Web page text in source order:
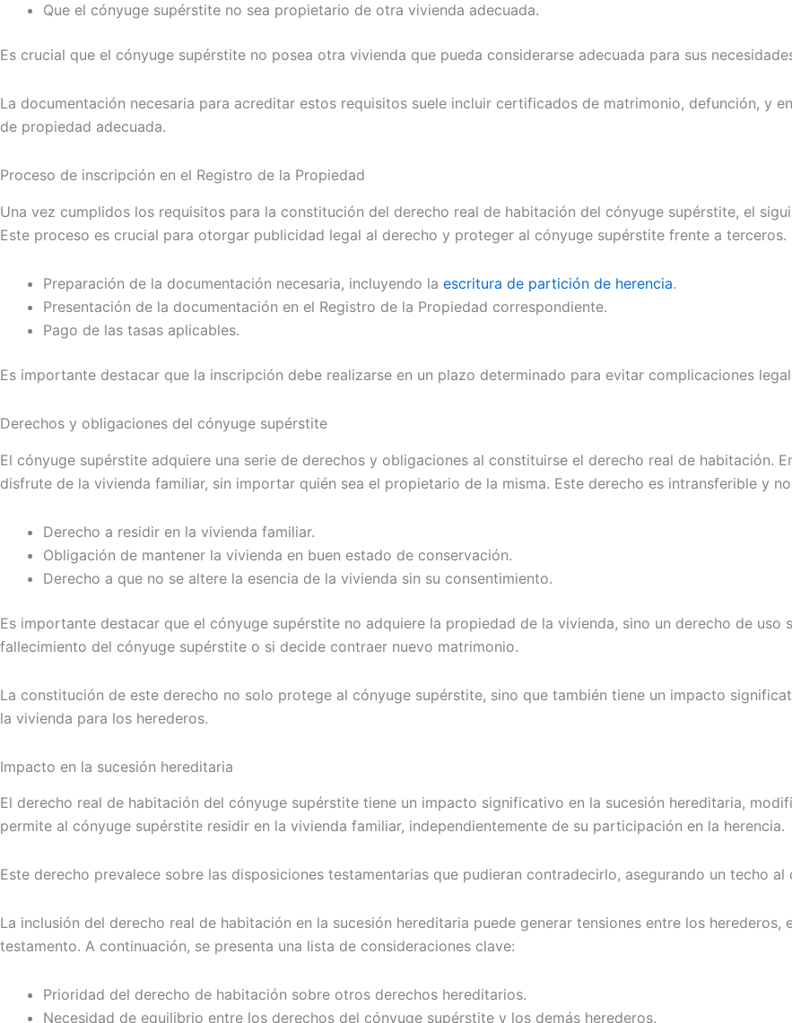
Que el cónyuge supérstite no sea propietario de otra vivienda adecuada.
Es crucial que el cónyuge supérstite no posea otra vivienda que pueda considerarse adecuada para sus
La documentación necesaria para acreditar estos requisitos suele incluir certificados de matrimonio, defunción, y
de propiedad adecuada.
Proceso de inscripción en el Registro de la Propiedad
Una vez cumplidos los requisitos para la constitución del derecho real de habitación del cónyuge supérstite, el
Este proceso es crucial para otorgar publicidad legal al derecho y proteger al cónyuge supérstite frente a terceros.
Preparación de la documentación necesaria, incluyendo la escritura de partición de herencia.
Presentación de la documentación en el Registro de la Propiedad correspondiente.
Pago de las tasas aplicables.
Es importante destacar que la inscripción debe realizarse en un plazo determinado para evitar complicaciones
Derechos y obligaciones del cónyuge supérstite
El cónyuge supérstite adquiere una serie de derechos y obligaciones al constituirse el derecho real de habitación.
disfrute de la vivienda familiar, sin importar quién sea el propietario de la misma. Este derecho es intransferible y
Derecho a residir en la vivienda familiar.
Obligación de mantener la vivienda en buen estado de conservación.
Derecho a que no se altere la esencia de la vivienda sin su consentimiento.
Es importante destacar que el cónyuge supérstite no adquiere la propiedad de la vivienda, sino un derecho de uso
fallecimiento del cónyuge supérstite o si decide contraer nuevo matrimonio.
La constitución de este derecho no solo protege al cónyuge supérstite, sino que también tiene un impacto
la vivienda para los herederos.
Impacto en la sucesión hereditaria
El derecho real de habitación del cónyuge supérstite tiene un impacto significativo en la sucesión hereditaria,
permite al cónyuge supérstite residir en la vivienda familiar, independientemente de su participación en la herencia.
Este derecho prevalece sobre las disposiciones testamentarias que pudieran contradecirlo, asegurando un techo al
La inclusión del derecho real de habitación en la sucesión hereditaria puede generar tensiones entre los
testamento. A continuación, se presenta una lista de consideraciones clave:
Prioridad del derecho de habitación sobre otros derechos hereditarios.
Necesidad de equilibrio entre los derechos del cónyuge supérstite y los demás herederos.